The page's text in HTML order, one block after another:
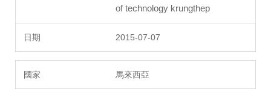
of technology krungthep
2015-07-07
馬來西亞